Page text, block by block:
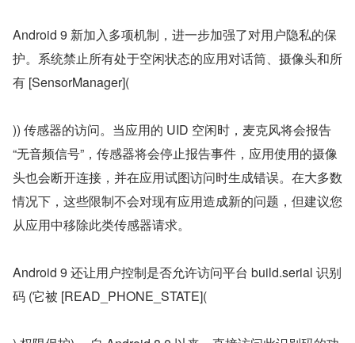
Android 9 新加入多项机制，进一步加强了对用户隐私的保
护。系统禁止所有处于空闲状态的应用对话筒、摄像头和所
有 [SensorManager](
)) 传感器的访问。当应用的 UID 空闲时，麦克风将会报告
“无音频信号”，传感器将会停止报告事件，应用使用的摄像
头也会断开连接，并在应用试图访问时生成错误。在大多数
情况下，这些限制不会对现有应用造成新的问题，但建议您
从应用中移除此类传感器请求。
Android 9 还让用户控制是否允许访问平台 build.serial 识别
码 (它被 [READ_PHONE_STATE](